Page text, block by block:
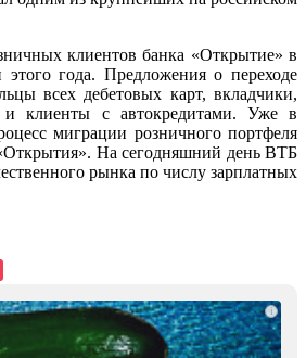
клиентов банка «Открытие» в
этого года. Предложения о переходе
всех дебетовых карт, вкладчики,
и клиенты с автокредитами. Уже в
миграции розничного портфеля
На сегодняшний день ВТБ
рынка по числу зарплатных
i